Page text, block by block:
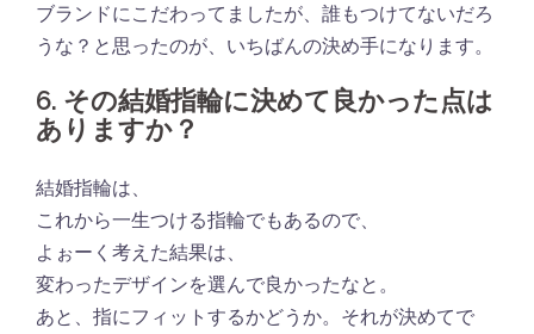
ブランドにこだわってましたが、誰もつけてないだろ
うな？と思ったのが、いちばんの決め手になります。
6. その結婚指輪に決めて良かった点は
ありますか？
結婚指輪は、
これから一生つける指輪でもあるので、
よぉーく考えた結果は、
変わったデザインを選んで良かったなと。
あと、指にフィットするかどうか。それが決めてで